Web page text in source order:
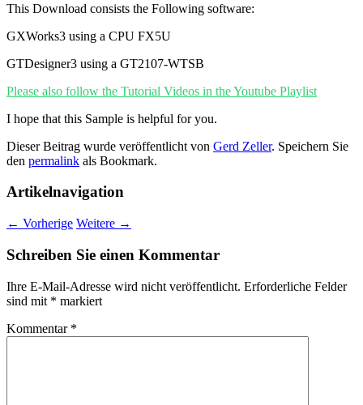
This Download consists the Following software:
GXWorks3 using a CPU FX5U
GTDesigner3 using a GT2107-WTSB
Please also follow the Tutorial Videos in the Youtube Playlist
I hope that this Sample is helpful for you.
Dieser Beitrag wurde veröffentlicht von Gerd Zeller. Speichern Sie
den permalink als Bookmark.
Artikelnavigation
← Vorherige Weitere →
Schreiben Sie einen Kommentar
Ihre E-Mail-Adresse wird nicht veröffentlicht. Erforderliche Felder
sind mit * markiert
Kommentar *